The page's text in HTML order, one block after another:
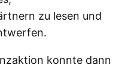
zu lesen und
konnte dann